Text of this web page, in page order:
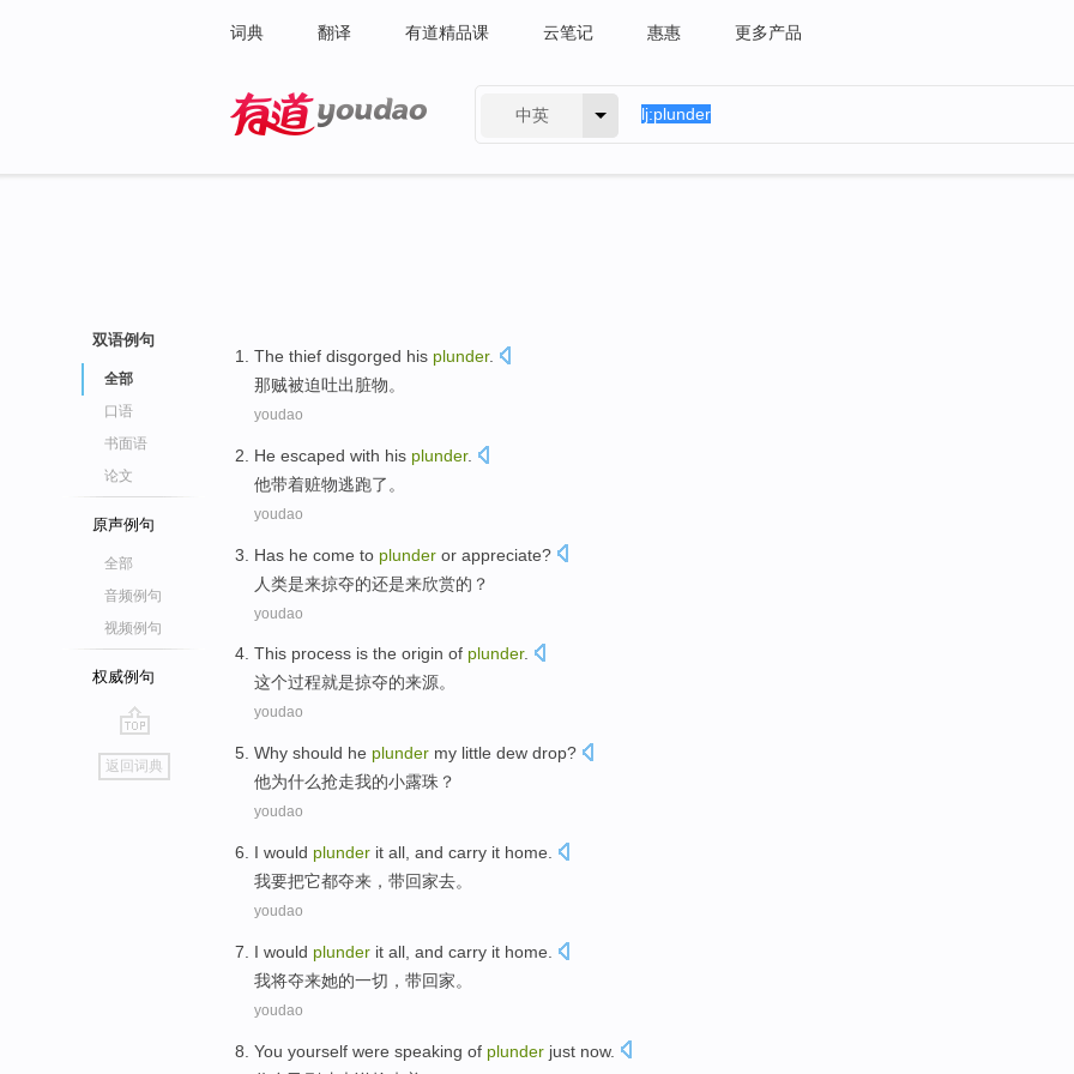
词典 翻译 有道精品课 云笔记 惠惠 更多产品
中英
双语例句
全部
口语
书面语
论文
原声例句
全部
音频例句
视频例句
权威例句
go
top
返回词典
The thief disgorged his plunder.
那贼被迫吐出脏物。
youdao
He escaped with his plunder.
他带着赃物逃跑了 。
youdao
Has he come to plunder or appreciate?
人类是来掠夺的还是来欣赏的？
youdao
This process is the origin of plunder.
这个过程就是掠夺的来源。
youdao
Why should he plunder my little dew drop?
他为什么抢走我的小露珠 ？
youdao
I would plunder it all , and carry it home
我要把它都夺来， 带回家去。
youdao
I would plunder it all , and carry it home
我将夺来她的一切 ， 带回家。
youdao
You yourself were speaking of plunder just now.